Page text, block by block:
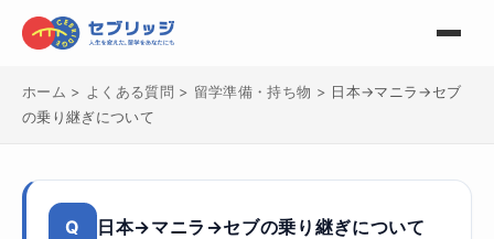
ホーム > よくある質問 > 留学準備・持ち物 > 日本→マニラ→セブ
の乗り継ぎについて
Q 日本→マニラ→セブの乗り継ぎについて